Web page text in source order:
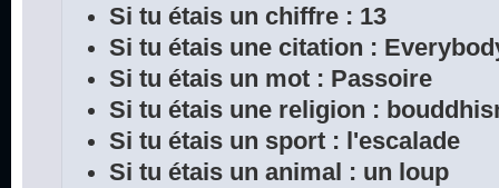
Si tu étais un chiffre : 13
Si tu étais une citation :
Si tu étais un mot : Passoire
Si tu étais une religion :
Si tu étais un sport : l'escalade
Si tu étais un animal : un loup